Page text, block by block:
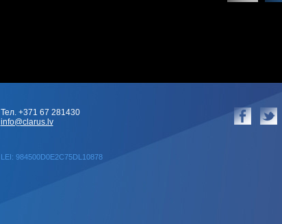
LEI: 984500D0E2C75DL10878
Тел. +371 67 281430
info@clarus.lv